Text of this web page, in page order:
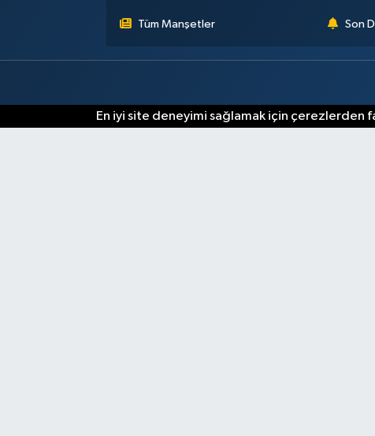
Tüm Manşetler Son
En iyi site deneyimi sağlamak için çerezlerden